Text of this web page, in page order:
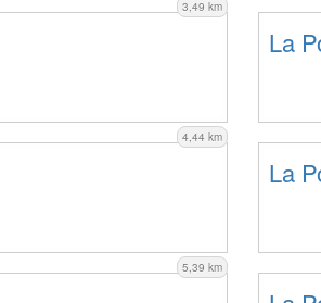
3,49 km
La
4,44 km
La
5,39 km